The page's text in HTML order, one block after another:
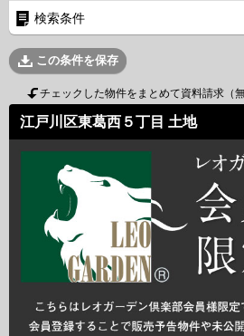
検索条件
この条件を保存
チェックした物件をまとめて資料請求（無
江戸川区東葛西５丁目 土地